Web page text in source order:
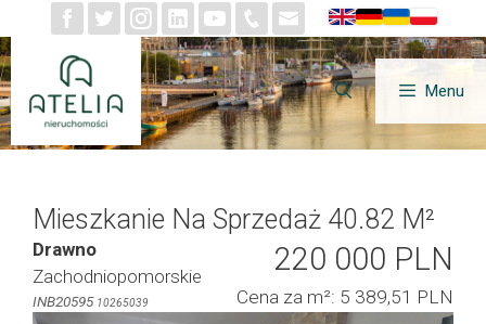
do
treści
Menu
Mieszkanie Na Sprzedaż 40.82 M²
Drawno
Zachodniopomorskie
INB20595 10265039
220 000 PLN
Cena za m²: 5 389,51 PLN